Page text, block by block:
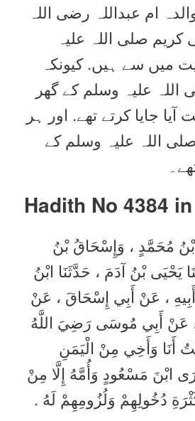
ام عبداللہ رضی اللہ
کریم صلی اللہ علیہ
میں سے ہیں. کیونکہ
اللہ علیہ وسلم کے گھر
جایا کرتے تھے. اور ہر
اللہ علیہ وسلم کے
Hadith No 4384 in
بْنُ مُحَمَّدٍ ، وَإِسْحَاقُ بْنُ
يَحْيَى بْنُ آدَمَ ، حَدَّثَنَا ابْنُ
، عَنْ أَبِي إِسْحَاقَ ، عَنْ
، عَنْ أَبِي مُوسَى رَضِيَ اللَّهُ
أَنَا وَأَخِي مِنْ الْيَمَنِ
ابْنَ مَسْعُودٍ وَأُمَّهُ إِلَّا مِنْ
دُخُولِهِمْ وَلُزُومِهِمْ لَهُ .